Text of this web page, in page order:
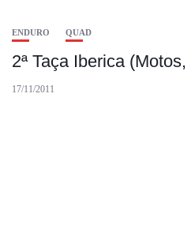
ENDURO QUAD
2ª Taça Iberica
17/11/2011